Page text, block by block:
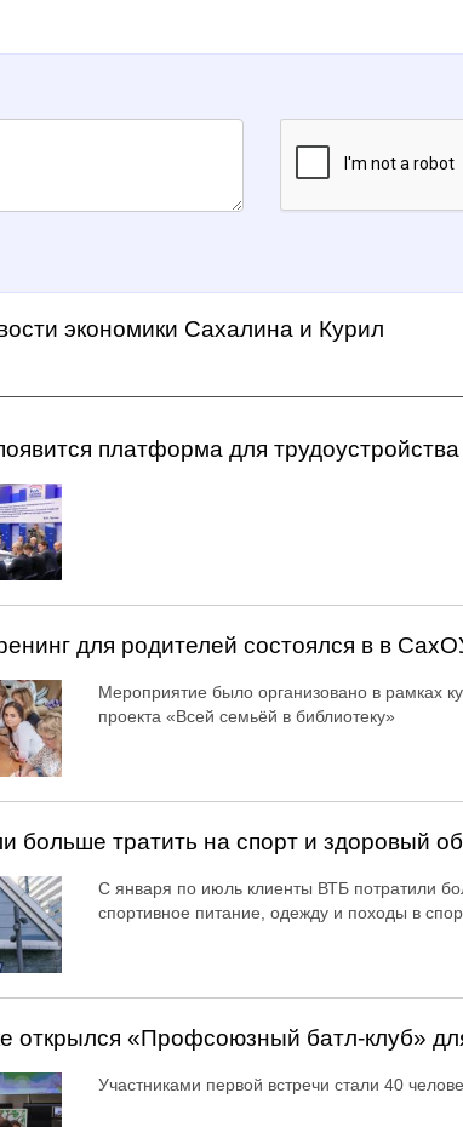
экономики Сахалина и Курил
платформа для
для родителей состоялся в в
Мероприятие было организовано в рамках
проекта «Всей семьёй в библиотеку»
больше тратить на спорт и здоровый
С января по июль клиенты ВТБ потратили
спортивное питание, одежду и походы в
открылся «Профсоюзный батл-клуб»
Участниками первой встречи стали 40